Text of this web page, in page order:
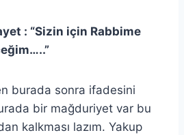
: “Sizin için Rabbime
burada sonra ifadesini
bir mağduriyet var bu
kalkması lazım. Yakup